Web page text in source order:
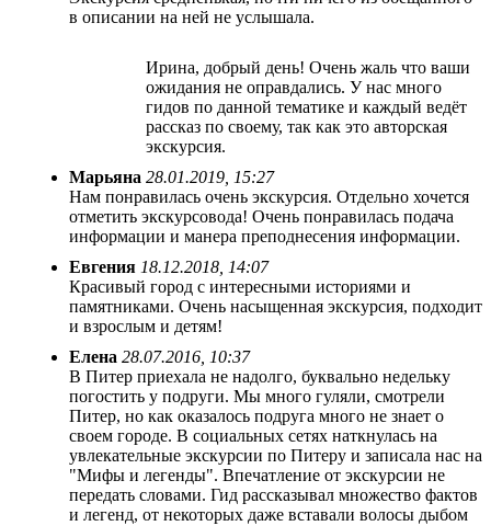
в описании на ней не услышала.
Ирина, добрый день! Очень жаль что ваши
ожидания не оправдались. У нас много
гидов по данной тематике и каждый ведёт
рассказ по своему, так как это авторская
экскурсия.
Марьяна 28.01.2019, 15:27
Нам понравилась очень экскурсия. Отдельно хочется
отметить экскурсовода! Очень понравилась подача
информации и манера преподнесения информации.
Евгения 18.12.2018, 14:07
Красивый город с интересными историями и
памятниками. Очень насыщенная экскурсия, подходит
и взрослым и детям!
Елена 28.07.2016, 10:37
В Питер приехала не надолго, буквально недельку
погостить у подруги. Мы много гуляли, смотрели
Питер, но как оказалось подруга много не знает о
своем городе. В социальных сетях наткнулась на
увлекательные экскурсии по Питеру и записала нас на
"Мифы и легенды". Впечатление от экскурсии не
передать словами. Гид рассказывал множество фактов
и легенд, от некоторых даже вставали волосы дыбом